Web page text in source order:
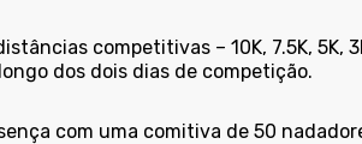
competitivas – 10K, 7.5K, 5K,
dos dois dias de competição.
com uma comitiva de 50